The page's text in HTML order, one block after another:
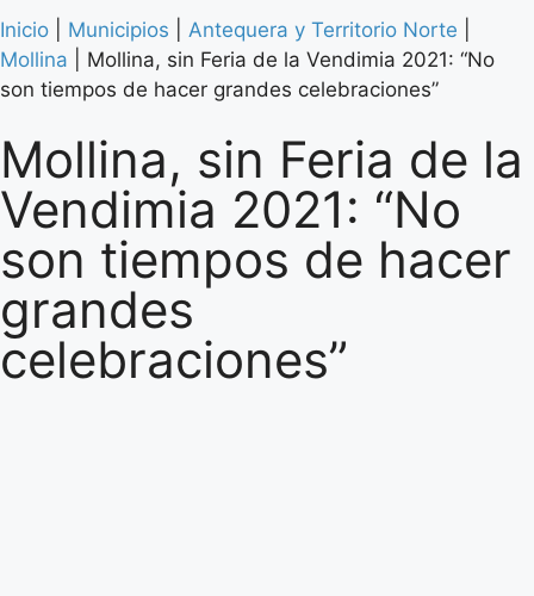
Inicio Municipios Antequera y Territorio Norte
Mollina
Mollina, sin Feria de la Vendimia 2021: “No
son tiempos de hacer grandes celebraciones”
Mollina, sin Feria de la
Vendimia 2021: “No
son tiempos de hacer
grandes
celebraciones”